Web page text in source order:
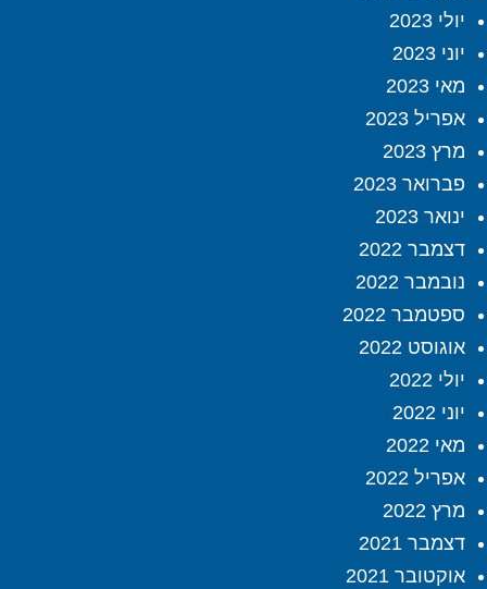
יולי 2023
יוני 2023
מאי 2023
אפריל 2023
מרץ 2023
פברואר 2023
ינואר 2023
דצמבר 2022
נובמבר 2022
ספטמבר 2022
אוגוסט 2022
יולי 2022
יוני 2022
מאי 2022
אפריל 2022
מרץ 2022
דצמבר 2021
אוקטובר 2021